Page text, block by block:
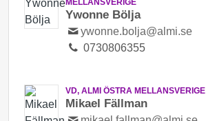
MELLANSVERIGE
Ywonne Bölja
ywonne.bolja@almi.se
0730806355
VD, ALMI ÖSTRA MELLANSVERIGE
Mikael Fällman